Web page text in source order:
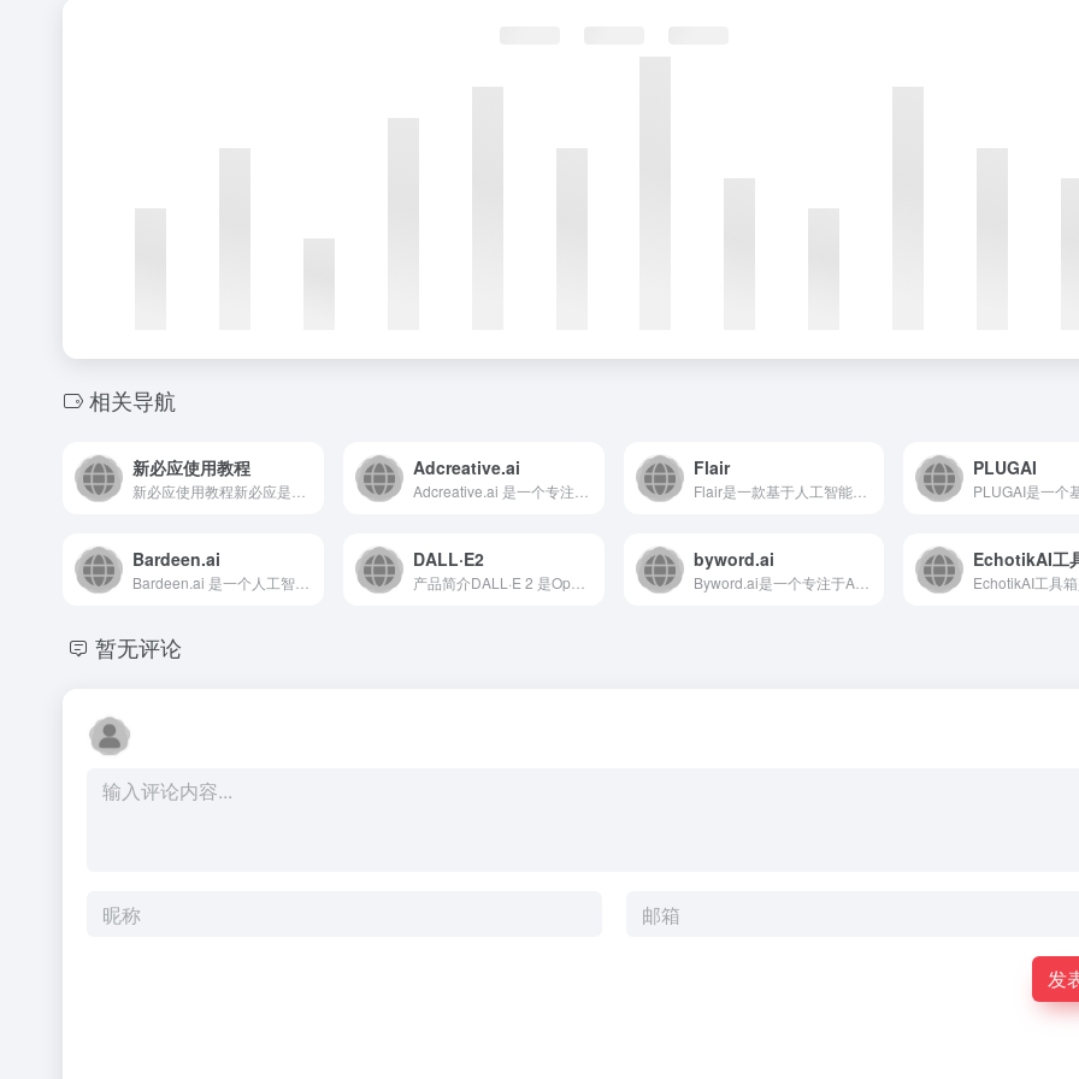
相关导航
新必应使用教程 Adcreative.ai Flair
Flair是一款基于人工智能的品牌营销设计工具，致力于帮助用...
PLUGAI
Bardeen.ai DALL·E2
产品简介DALL·E 2 是OpenAI推出的人工智能图像生...
byword.ai
Byword.ai是一个专注于AI内容生成的SaaS平台，旨...
EchotikAI工
暂无评论
发